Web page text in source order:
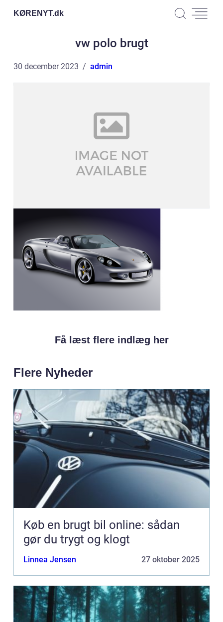
KØRENYT.dk
vw polo brugt
30 december 2023 admin
Få læst flere indlæg her
Flere Nyheder
Køb en brugt bil online: sådan
gør du trygt og klogt
Linnea Jensen 27 oktober 2025